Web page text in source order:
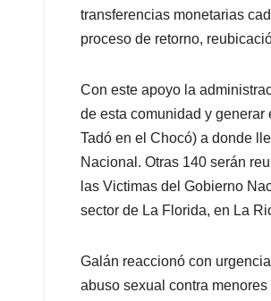
transferencias monetarias
proceso de retorno,
Con este apoyo la
de esta comunidad y
Tadó en el Chocó) a donde
Nacional. Otras 140 serán
las Victimas del Gobierno
sector de La Florida, en La
Galán reaccionó con
abuso sexual contra